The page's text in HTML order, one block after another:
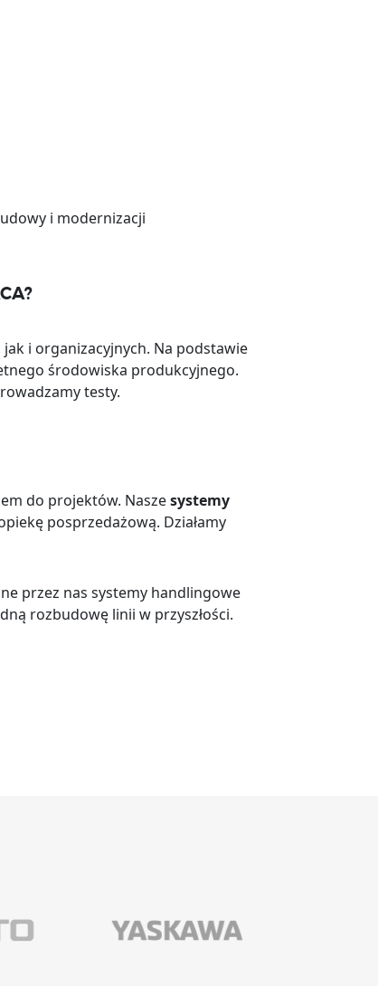
i modernizacji
i organizacyjnych. Na podstawie
środowiska produkcyjnego.
testy.
do projektów. Naszesystemy
posprzedażową. Działamy
przez nas systemy handlingowe
rozbudowę linii w przyszłości.